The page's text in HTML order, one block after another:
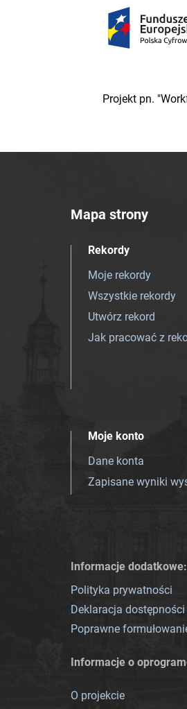
Projekt pn.
Mapa strony
Rekordy
Moje rekordy
Wszystkie rekordy
Utwórz rekord
Jak pracować z
Moje konto
Dane konta
Zapisane wyniki
Informacje dodatkowe:
Polityka prywatności
Deklaracja dostępności
Poprawne
Informacje o
O projekcie